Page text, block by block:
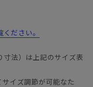
ださい。
法）は上記のサイズ表
イズ調節が可能なた